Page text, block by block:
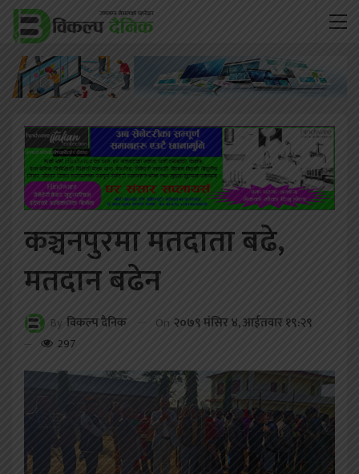
कञ्चनपुरमा मतदाता बढे,
मतदान बढेन
By विकल्प दैनिक On २०७९ मंसिर ४, आईतवार १९:२९
297